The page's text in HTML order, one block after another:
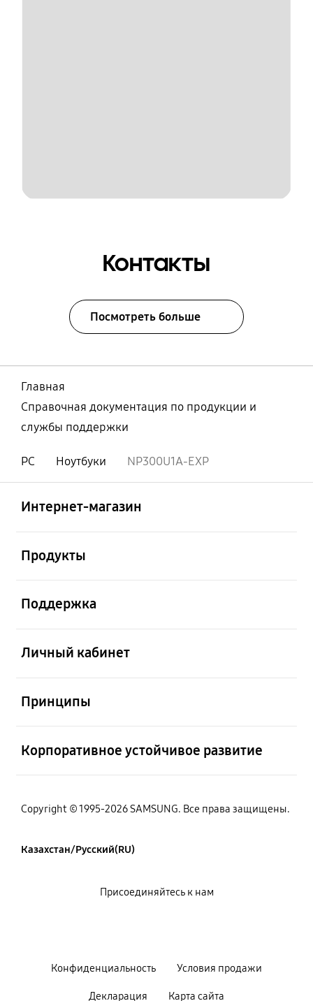
Контакты
Посмотреть больше
Главная
Справочная документация по продукции и
службы поддержки
PC Ноутбуки NP300U1A-EXP
Интернет-магазин
Продукты
Поддержка
Личный кабинет
Принципы
Корпоративное устойчивое развитие
Copyright © 1995-2026 SAMSUNG. Все права защищены.
Казахстан/Русский(RU)
Конфиденциальность Условия продажи
Декларация Карта сайта
Присоединяйтесь к нам